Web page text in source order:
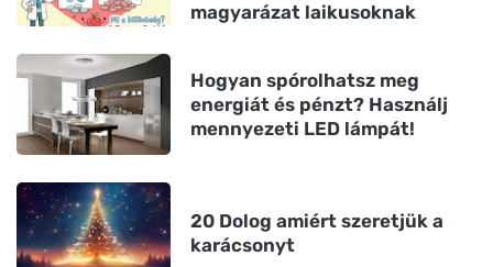
magyarázat laikusoknak
Hogyan spórolhatsz meg
energiát és pénzt? Használj
mennyezeti LED lámpát!
20 Dolog amiért szeretjük a
karácsonyt